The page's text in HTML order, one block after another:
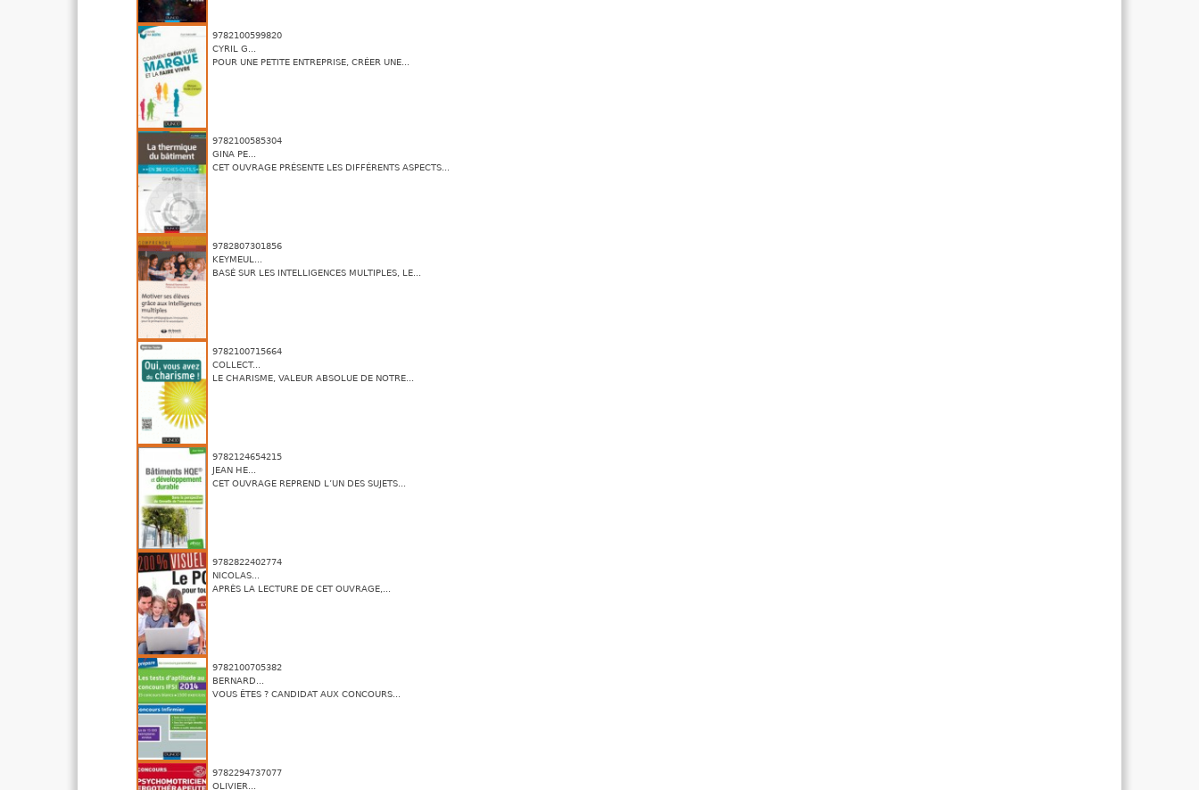
9782100599820
CYRIL G...
POUR UNE PETITE ENTREPRISE, CRÉER UNE...
9782100585304
GINA PE...
CET OUVRAGE PRÉSENTE LES DIFFÉRENTS ASPECTS...
9782807301856
KEYMEUL...
BASÉ SUR LES INTELLIGENCES MULTIPLES, LE...
9782100715664
COLLECT...
LE CHARISME, VALEUR ABSOLUE DE NOTRE...
9782124654215
JEAN HE...
CET OUVRAGE REPREND L’UN DES SUJETS...
9782822402774
NICOLAS...
APRÈS LA LECTURE DE CET OUVRAGE,...
9782100705382
BERNARD...
VOUS ÊTES ? CANDIDAT AUX CONCOURS...
9782294737077
OLIVIER...